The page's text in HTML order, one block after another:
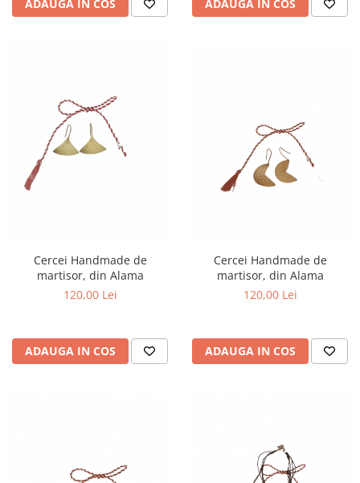
ADAUGA IN COS ADAUGA IN COS
Cercei Handmade de
martisor, din Alama
120,00 Lei
ADAUGA IN COS
Cercei Handmade de
martisor, din Alama
120,00 Lei
ADAUGA IN COS